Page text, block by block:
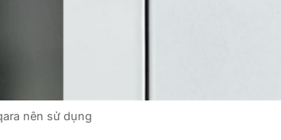
nên sử dụng